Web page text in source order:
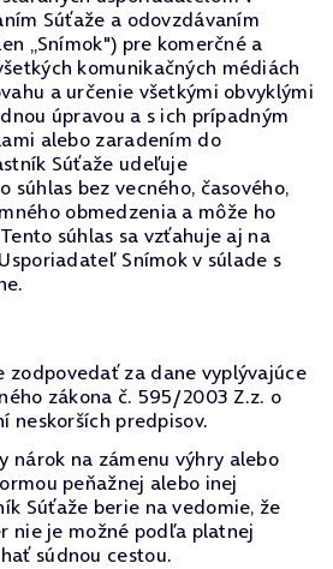
Súťaže a odovzdávaním
„Snímok") pre komerčné a
komunikačných médiách
a určenie všetkými obvyklými
úpravou a s ich prípadným
alebo zaradením do
Súťaže udeľuje
bez vecného, časového,
obmedzenia a môže ho
súhlas sa vzťahuje aj na
Snímok v súlade s
zodpovedať za dane vyplývajúce
zákona č. 595/2003 Z.z. o
neskorších predpisov.
nárok na zámenu výhry alebo
peňažnej alebo inej
Súťaže berie na vedomie, že
nie je možné podľa platnej
súdnou cestou.